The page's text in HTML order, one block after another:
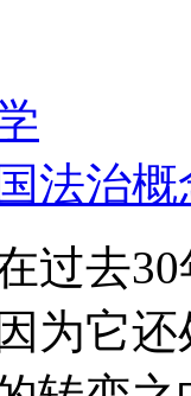
法治概
过去
为它